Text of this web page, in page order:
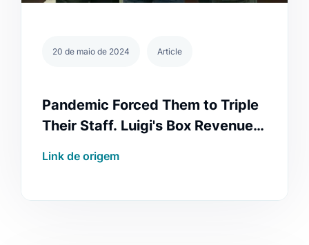
20 de maio de 2024 Article
Pandemic Forced Them to Triple
Their Staff. Luigi's Box Revenue
Link de origem